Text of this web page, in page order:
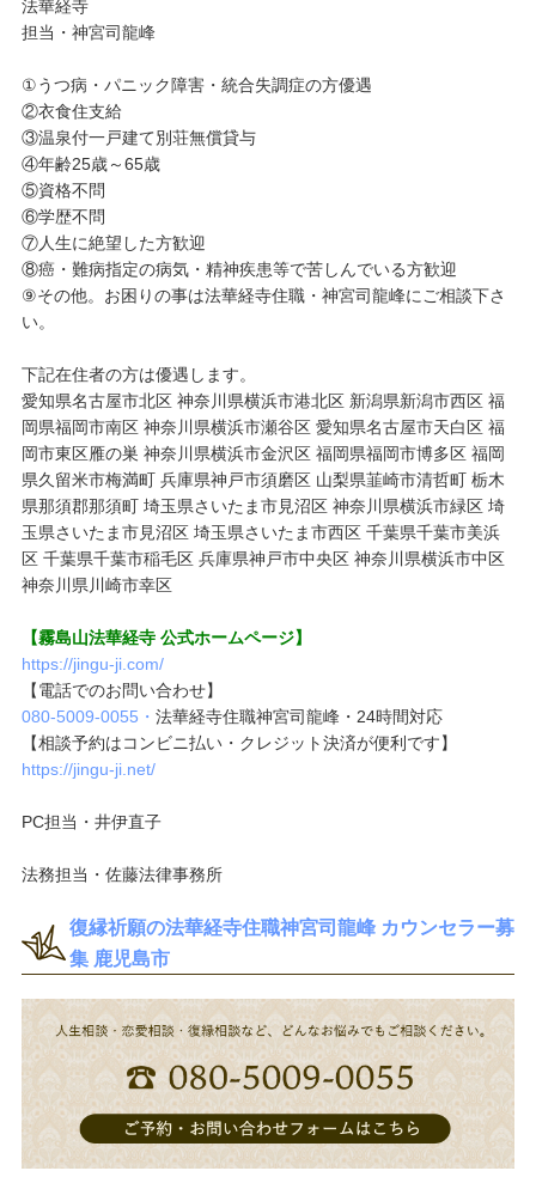
法華経寺
担当・神宮司龍峰
①うつ病・パニック障害・統合失調症の方優遇
②衣食住支給
③温泉付一戸建て別荘無償貸与
④年齢25歳～65歳
⑤資格不問
⑥学歴不問
⑦人生に絶望した方歓迎
⑧癌・難病指定の病気・精神疾患等で苦しんでいる方歓迎
⑨その他。お困りの事は法華経寺住職・神宮司龍峰にご相談下さ
い。
下記在住者の方は優遇します。
愛知県名古屋市北区 神奈川県横浜市港北区 新潟県新潟市西区 福
岡県福岡市南区 神奈川県横浜市瀬谷区 愛知県名古屋市天白区 福
岡市東区雁の巣 神奈川県横浜市金沢区 福岡県福岡市博多区 福岡
県久留米市梅満町 兵庫県神戸市須磨区 山梨県韮崎市清哲町 栃木
県那須郡那須町 埼玉県さいたま市見沼区 神奈川県横浜市緑区 埼
玉県さいたま市見沼区 埼玉県さいたま市西区 千葉県千葉市美浜
区 千葉県千葉市稲毛区 兵庫県神戸市中央区 神奈川県横浜市中区
神奈川県川崎市幸区
【霧島山法華経寺 公式ホームページ】
https://jingu-ji.com/
【電話でのお問い合わせ】
080-5009-0055・ 法華経寺住職神宮司龍峰・24時間対応
【相談予約はコンビニ払い・クレジット決済が便利です】
https://jingu-ji.net/
PC担当・井伊直子
法務担当・佐藤法律事務所
復縁祈願の法華経寺住職神宮司龍峰 カウンセラー募
集 鹿児島市